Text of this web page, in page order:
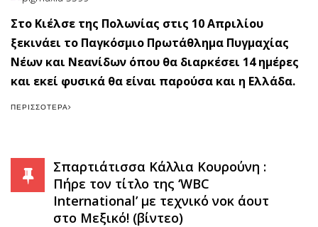
Στο Κιέλσε της Πολωνίας στις 10 Απριλίου
ξεκινάει το Παγκόσμιο Πρωτάθλημα Πυγμαχίας
Νέων και Νεανίδων όπου θα διαρκέσει 14 ημέρες
και εκεί φυσικά θα είναι παρούσα και η Ελλάδα.
ΠΕΡΙΣΣΌΤΕΡΑ
Σπαρτιάτισσα Κάλλια Κουρούνη :
Πήρε τον τίτλο της ‘WBC
International’ με τεχνικό νοκ άουτ
στο Μεξικό! (βίντεο)